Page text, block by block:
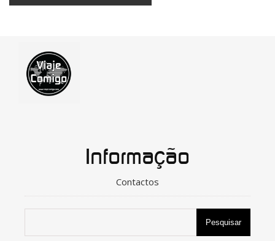
Informação
Contactos
Pesquisar